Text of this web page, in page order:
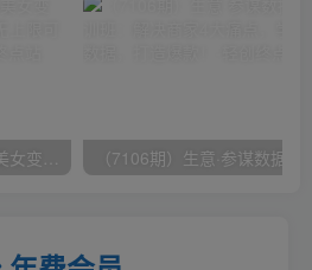
（6387期）小红书泳装美女变现，免费提供素材，收益无上限可矩阵（教程+素材）